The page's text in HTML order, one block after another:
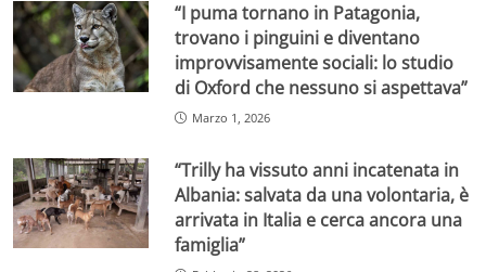
“I puma tornano in Patagonia,
trovano i pinguini e diventano
improvvisamente sociali: lo studio
di Oxford che nessuno si aspettava”
Marzo 1, 2026
“Trilly ha vissuto anni incatenata in
Albania: salvata da una volontaria, è
arrivata in Italia e cerca ancora una
famiglia”